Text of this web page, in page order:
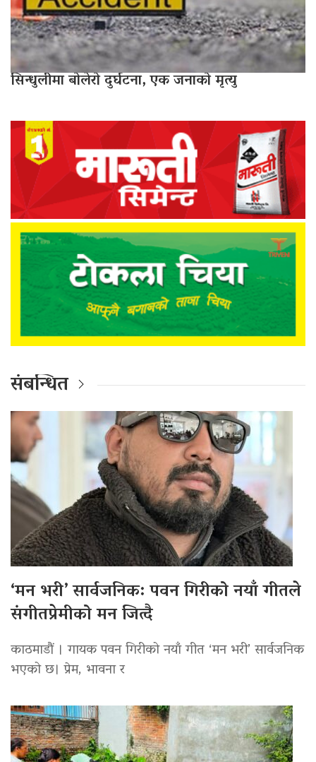
सिन्धुलीमा बोलेरो दुर्घटना, एक जनाको मृत्यु
संबन्धित
‘मन भरी’ सार्वजनिक: पवन गिरीको नयाँ गीतले
संगीतप्रेमीको मन जित्दै
काठमाडौं । गायक पवन गिरीको नयाँ गीत ‘मन भरी’ सार्वजनिक
भएको छ। प्रेम, भावना र